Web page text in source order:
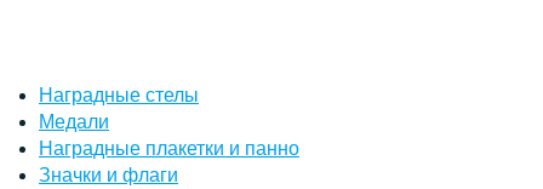
Наградные стелы
Медали
Наградные плакетки и панно
Значки и флаги